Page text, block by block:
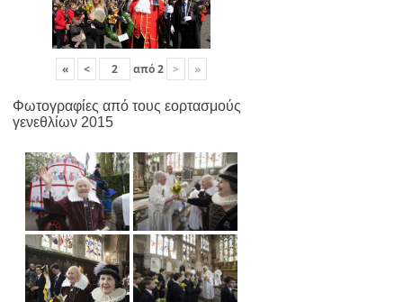
« < από2 > »
Φωτογραφίες από τους εορτασμούς
γενεθλίων 2015